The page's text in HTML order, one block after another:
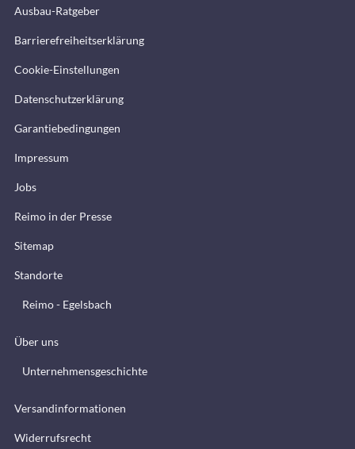
Ausbau-Ratgeber
Barrierefreiheitserklärung
Cookie-Einstellungen
Datenschutzerklärung
Garantiebedingungen
Impressum
Jobs
Reimo in der Presse
Sitemap
Standorte
Reimo - Egelsbach
Über uns
Unternehmensgeschichte
Versandinformationen
Widerrufsrecht